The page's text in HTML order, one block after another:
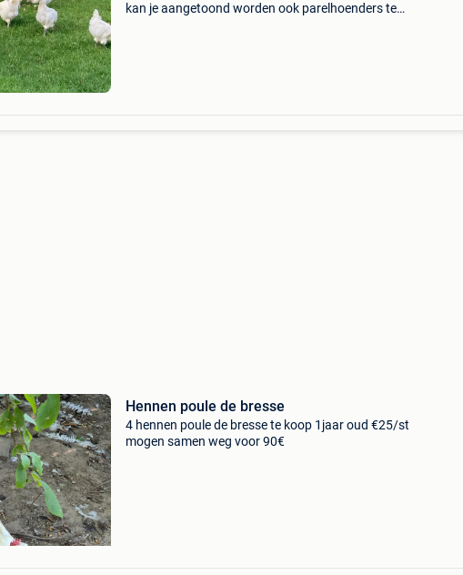
kan je aangetoond worden ook parelhoenders te
Hennen poule de bresse
4 hennen poule de bresse te koop 1jaar oud €25/st
mogen samen weg voor 90€